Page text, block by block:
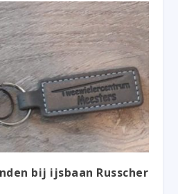
bij ijsbaan Russcher